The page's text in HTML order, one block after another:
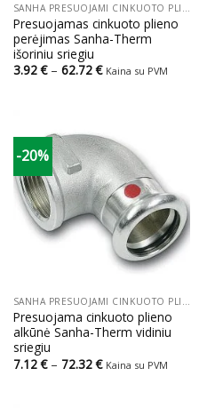
SANHA PRESUOJAMI CINKUOTO PLIENO VAMZDŽIAI IR JUNGTYS
Presuojamas cinkuoto plieno
perėjimas Sanha-Therm
išoriniu sriegiu
3.92€ – 62.72€Price
range:
Kaina su PVM
-20%
SANHA PRESUOJAMI CINKUOTO PLIENO VAMZDŽIAI IR JUNGTYS
Presuojama cinkuoto plieno
alkūnė Sanha-Therm vidiniu
sriegiu
7.12€ – 72.32€Price
range:
Kaina su PVM